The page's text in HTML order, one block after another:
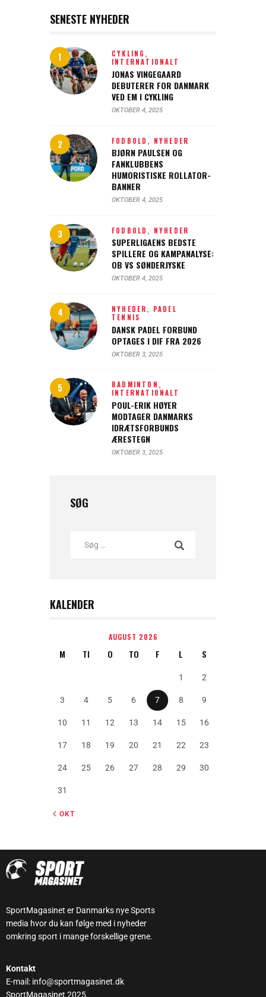
SENESTE NYHEDER
CYKLING,
INTERNATIONALT
JONAS VINGEGAARD
DEBUTERER FOR DANMARK
VED EM I CYKLING
OKTOBER 4, 2025
FODBOLD, NYHEDER
BJØRN PAULSEN OG
FANKLUBBENS
HUMORISTISKE ROLLATOR-
BANNER
OKTOBER 4, 2025
FODBOLD, NYHEDER
SUPERLIGAENS BEDSTE
SPILLERE OG KAMPANALYSE:
OB VS SØNDERJYSKE
OKTOBER 4, 2025
NYHEDER, PADEL
TENNIS
DANSK PADEL FORBUND
OPTAGES I DIF FRA 2026
OKTOBER 3, 2025
BADMINTON,
INTERNATIONALT
POUL-ERIK HØYER
MODTAGER DANMARKS
IDRÆTSFORBUNDS
ÆRESTEGN
OKTOBER 3, 2025
SØG
KALENDER
AUGUST 2026
M TI O TO F L S
1 2
3 4 5 6 7 8 9
10 11 12 13 14 15 16
17 18 19 20 21 22 23
24 25 26 27 28 29 30
31
« OKT
SportMagasinet er Danmarks nye Sports
media hvor du kan følge med i nyheder
omkring sport i mange forskellige grene.
Kontakt
E-mail: info@sportmagasinet.dk
SportMagasinet 2025